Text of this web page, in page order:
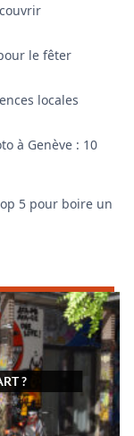
le fêter
locales
à Genève : 10
5 pour boire un
?